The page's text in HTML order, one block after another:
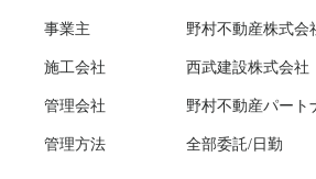
事業主 野村不動産株式会
施工会社 西武建設株式会社
管理会社 野村不動産パート
管理方法 全部委託/日勤